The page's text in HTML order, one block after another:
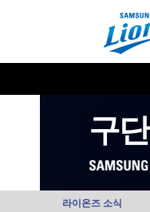
구단
라이온즈 소식